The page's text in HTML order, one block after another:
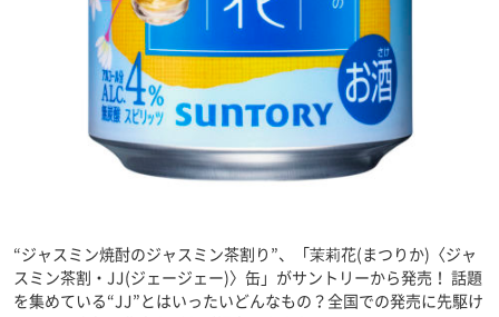
“ジャスミン焼酎のジャスミン茶割り”、「茉莉花(まつりか)〈ジャ
スミン茶割・JJ(ジェージェー)〉缶」がサントリーから発売！ 話題
を集めている“JJ”とはいったいどんなもの？全国での発売に先駆け